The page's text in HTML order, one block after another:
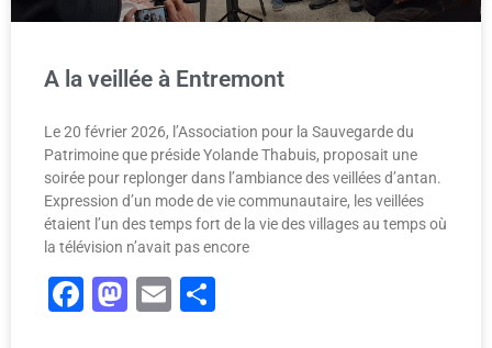
A la veillée à Entremont
Le 20 février 2026, l’Association pour la Sauvegarde du
Patrimoine que préside Yolande Thabuis, proposait une
soirée pour replonger dans l’ambiance des veillées d’antan.
Expression d’un mode de vie communautaire, les veillées
étaient l’un des temps fort de la vie des villages au temps où
la télévision n’avait pas encore
Facebook
Mastodon
Email